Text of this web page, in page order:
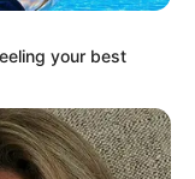
(фото)
your best